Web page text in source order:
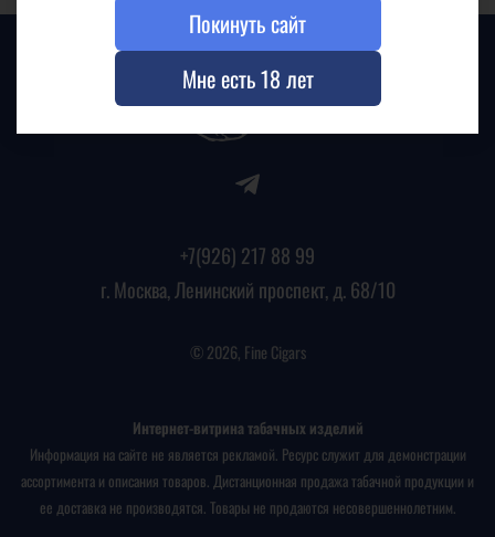
+7(926) 217 88 99
г. Москва, Ленинский проспект, д. 68/10
© 2026, Fine Cigars
Интернет-витрина табачных изделий
Информация на сайте не является рекламой. Ресурс служит для демонстрации
ассортимента и описания товаров. Дистанционная продажа табачной продукции и
ее доставка не производятся. Товары не продаются несовершеннолетним.
Покинуть сайт
Мне есть 18 лет